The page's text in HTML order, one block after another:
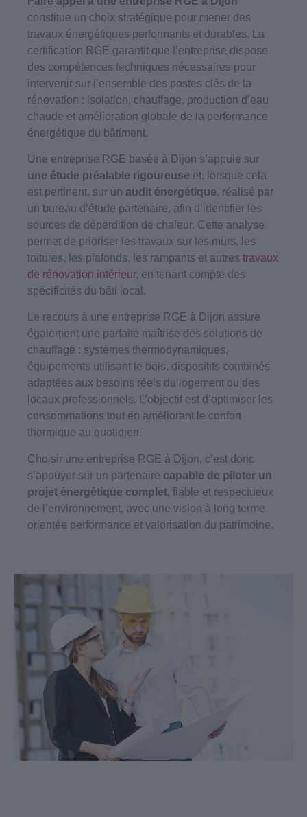
constitue un choix stratégique pour mener des
travaux énergétiques performants et durables. La
certification RGE garantit que l’entreprise dispose
des compétences techniques nécessaires pour
intervenir sur l’ensemble des postes clés de la
rénovation : isolation, chauffage, production d’eau
chaude et amélioration globale de la performance
énergétique du bâtiment.
Une entreprise RGE basée à Dijon s’appuie sur
une étude préalable rigoureuse et, lorsque cela
est pertinent, sur un audit énergétique, réalisé par
un bureau d’étude partenaire, afin d’identifier les
sources de déperdition de chaleur. Cette analyse
permet de prioriser les travaux sur les murs, les
toitures, les plafonds, les rampants et autres travaux
de rénovation intérieur, en tenant compte des
spécificités du bâti local.
Le recours à une entreprise RGE à Dijon assure
également une parfaite maîtrise des solutions de
chauffage : systèmes thermodynamiques,
équipements utilisant le bois, dispositifs combinés
adaptées aux besoins réels du logement ou des
locaux professionnels. L’objectif est d’optimiser les
consommations tout en améliorant le confort
thermique au quotidien.
Choisir une entreprise RGE à Dijon, c’est donc
s’appuyer sur un partenaire capable de piloter un
projet énergétique complet, fiable et respectueux
de l’environnement, avec une vision à long terme
orientée performance et valorisation du patrimoine.